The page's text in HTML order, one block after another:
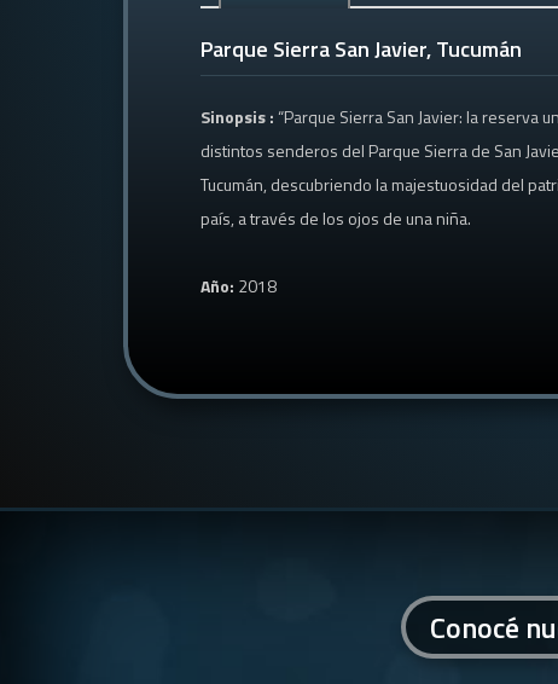
Parque Sierra San Javier, Tucumán
Sinopsis :“Parque Sierra San Javier: la reserva
distintos senderos del Parque Sierra de San
Tucumán, descubriendo la majestuosidad del
país, a través de los ojos de una niña.
Año: 2018
Conocé